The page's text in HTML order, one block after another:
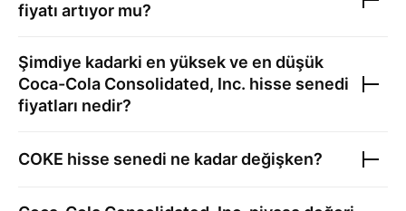
fiyatı artıyor mu?
Şimdiye kadarki en yüksek ve en düşük
Coca-Cola Consolidated, Inc. hisse senedi
fiyatları nedir?
COKE hisse senedi ne kadar değişken?